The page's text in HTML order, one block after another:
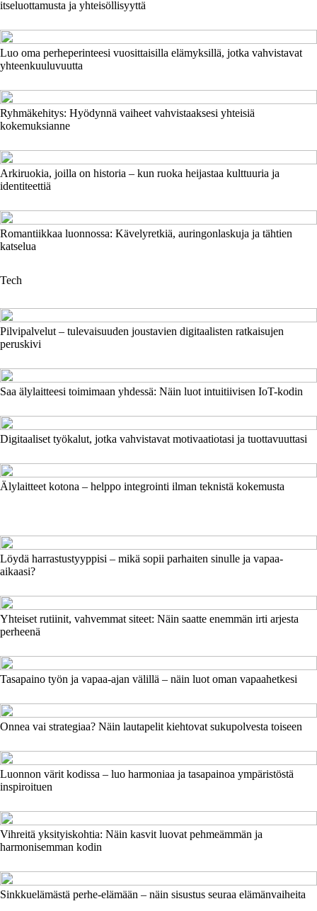
itseluottamusta ja yhteisöllisyyttä
Luo oma perheperinteesi vuosittaisilla elämyksillä, jotka vahvistavat
yhteenkuuluvuutta
Ryhmäkehitys: Hyödynnä vaiheet vahvistaaksesi yhteisiä
kokemuksianne
Arkiruokia, joilla on historia – kun ruoka heijastaa kulttuuria ja
identiteettiä
Romantiikkaa luonnossa: Kävelyretkiä, auringonlaskuja ja tähtien
katselua
Tech
Pilvipalvelut – tulevaisuuden joustavien digitaalisten ratkaisujen
peruskivi
Saa älylaitteesi toimimaan yhdessä: Näin luot intuitiivisen IoT-kodin
Digitaaliset työkalut, jotka vahvistavat motivaatiotasi ja tuottavuuttasi
Älylaitteet kotona – helppo integrointi ilman teknistä kokemusta
Löydä harrastustyyppisi – mikä sopii parhaiten sinulle ja vapaa-
aikaasi?
Yhteiset rutiinit, vahvemmat siteet: Näin saatte enemmän irti arjesta
perheenä
Tasapaino työn ja vapaa-ajan välillä – näin luot oman vapaahetkesi
Onnea vai strategiaa? Näin lautapelit kiehtovat sukupolvesta toiseen
Luonnon värit kodissa – luo harmoniaa ja tasapainoa ympäristöstä
inspiroituen
Vihreitä yksityiskohtia: Näin kasvit luovat pehmeämmän ja
harmonisemman kodin
Sinkkuelämästä perhe-elämään – näin sisustus seuraa elämänvaiheita